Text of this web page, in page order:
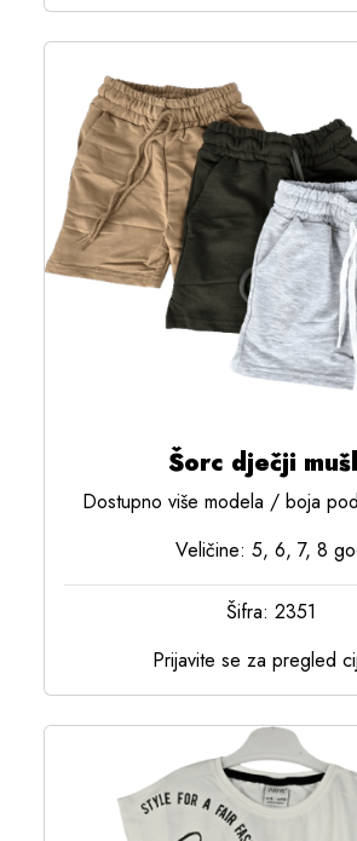
Šorc dječji
Dostupno više modela / boja
Veličine: 5, 6, 7, 8
Šifra: 2351
Prijavite se za pregled